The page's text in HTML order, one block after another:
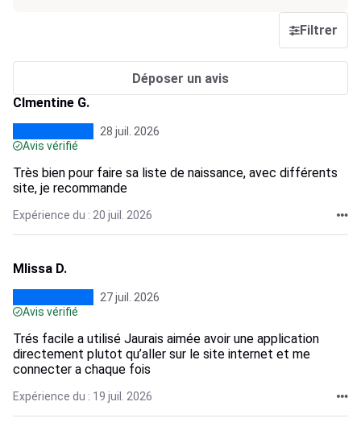
Filtrer
Déposer un avis
Clmentine G.
28 juil. 2026
Avis vérifié
Très bien pour faire sa liste de naissance, avec différents
site, je recommande
Expérience du : 20 juil. 2026
Mlissa D.
27 juil. 2026
Avis vérifié
Trés facile a utilisé Jaurais aimée avoir une application
directement plutot qu’aller sur le site internet et me
connecter a chaque fois
Expérience du : 19 juil. 2026